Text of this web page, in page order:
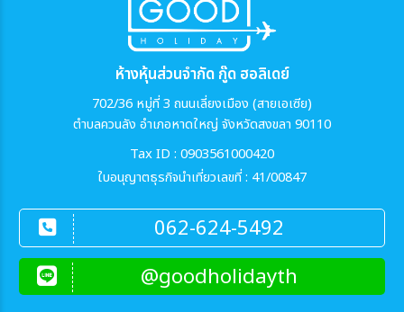
ห้างหุ้นส่วนจำกัด กู๊ด ฮอลิเดย์
702/36 หมู่ที่ 3 ถนนเลี่ยงเมือง (สายเอเซีย)
ตำบลควนลัง อำเภอหาดใหญ่ จังหวัดสงขลา 90110
Tax ID : 0903561000420
ใบอนุญาตธุรกิจนำเที่ยวเลขที่ : 41/00847
062-624-5492
@goodholidayth